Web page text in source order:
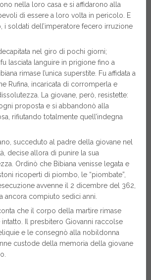
nella loro casa e si affidarono alla
di essere a loro volta in pericolo. E
i soldati dell’imperatore fecero irruzione
nel giro di pochi giorni;
lasciata languire in prigione fino a
rimase l’unica superstite. Fu affidata a
Rufina, incaricata di corromperla e
La giovane, però, resistette:
proposta e si abbandonò alla
rifiutando totalmente quell’indegna
succeduto al padre della giovane nel
decise allora di punire la sua
Ordinò che Bibiana venisse legata e
ricoperti di piombo, le “piombate”,
avvenne il 2 dicembre del 362,
ancora compiuto sedici anni.
che il corpo della martire rimase
Il presbitero Giovanni raccolse
e le consegnò alla nobildonna
custode della memoria della giovane